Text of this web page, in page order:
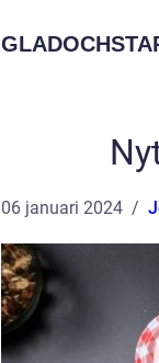
06 januari 2024